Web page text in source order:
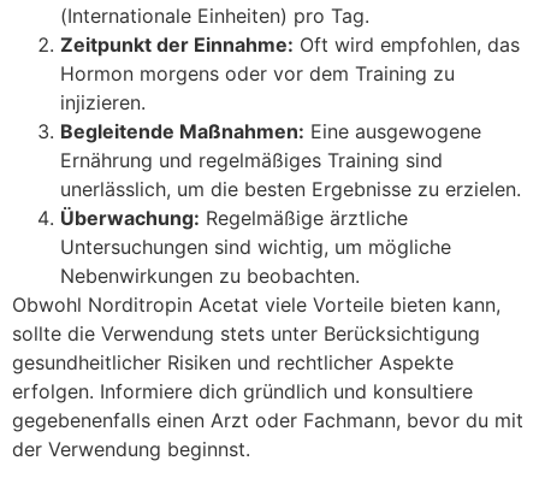
(Internationale Einheiten) pro Tag.
Zeitpunkt der Einnahme: Oft wird empfohlen, das
Hormon morgens oder vor dem Training zu
injizieren.
Begleitende Maßnahmen: Eine ausgewogene
Ernährung und regelmäßiges Training sind
unerlässlich, um die besten Ergebnisse zu erzielen.
Überwachung: Regelmäßige ärztliche
Untersuchungen sind wichtig, um mögliche
Nebenwirkungen zu beobachten.
Obwohl Norditropin Acetat viele Vorteile bieten kann,
sollte die Verwendung stets unter Berücksichtigung
gesundheitlicher Risiken und rechtlicher Aspekte
erfolgen. Informiere dich gründlich und konsultiere
gegebenenfalls einen Arzt oder Fachmann, bevor du mit
der Verwendung beginnst.